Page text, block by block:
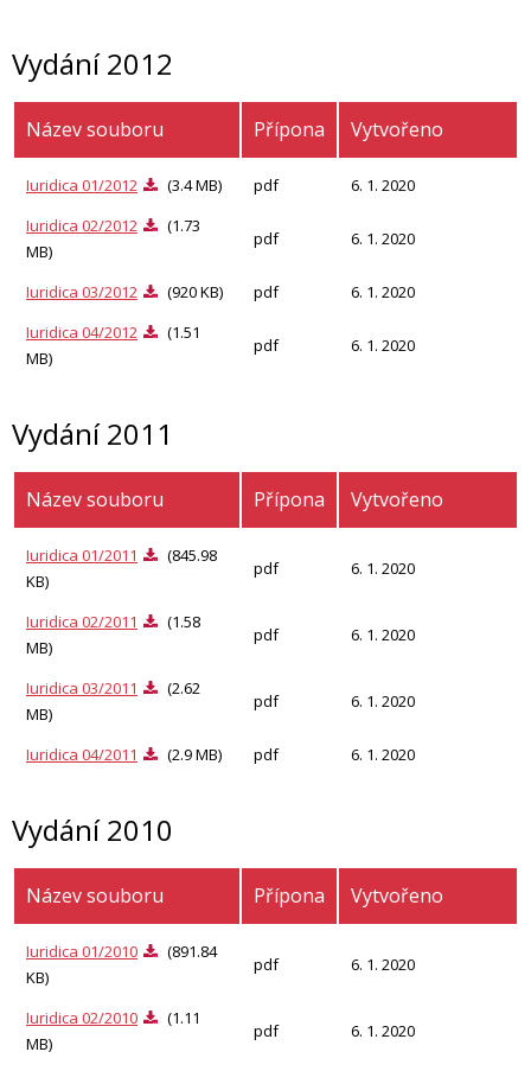
Vydání 2012
Název souboru Přípona Vytvořeno
Iuridica 01/2012 (3.4 MB) pdf
6. 1. 2020
Iuridica 02/2012
(1.73
MB)
pdf 6. 1. 2020
Iuridica 03/2012 (920 KB) pdf
6. 1. 2020
Iuridica 04/2012
(1.51
MB)
pdf 6. 1. 2020
Vydání 2011
Název souboru Přípona Vytvořeno
Iuridica 01/2011
(845.98
KB)
pdf 6. 1. 2020
Iuridica 02/2011
(1.58
MB)
pdf 6. 1. 2020
Iuridica 03/2011
(2.62
MB)
pdf 6. 1. 2020
Iuridica 04/2011 (2.9 MB) pdf 6. 1. 2020
Vydání 2010
Název souboru Přípona Vytvořeno
Iuridica 01/2010
(891.84
KB)
pdf 6. 1. 2020
Iuridica 02/2010
(1.11
MB)
pdf 6. 1. 2020